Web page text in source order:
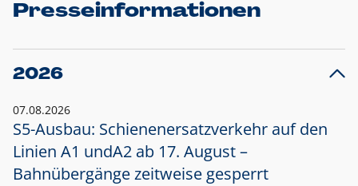
Presseinformationen
2026
07.08.2026
S5-Ausbau: Schienenersatzverkehr auf den
Linien A1 undA2 ab 17. August –
Bahnübergänge zeitweise gesperrt